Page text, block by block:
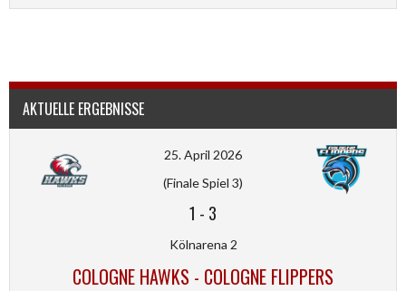
AKTUELLE ERGEBNISSE
25. April 2026
(Finale Spiel 3)
1 - 3
Kölnarena 2
COLOGNE HAWKS - COLOGNE FLIPPERS